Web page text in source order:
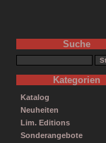
Suche
Kategorien
Katalog
Neuheiten
Lim. Editions
Sonderangebote